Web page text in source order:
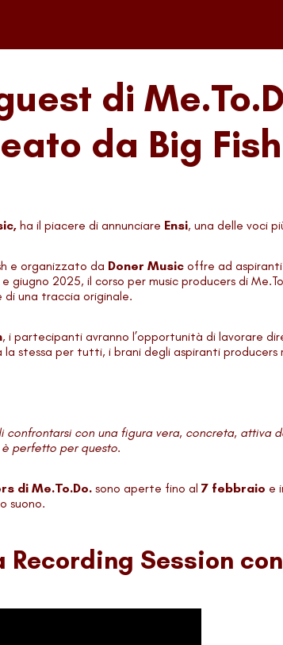
di
da Big Fish
ha il piacere di annunciare Ensi, una delle voci
e organizzato da Doner Music offre ad
giugno 2025, il corso per music producers di
di una traccia originale.
, i partecipanti avranno l’opportunità di lavorare
stessa per tutti, i brani degli aspiranti
con una figura vera, concreta,
perfetto per questo.
di Me.To.Do. sono aperte fino al 7 febbraio e
suono.
Session